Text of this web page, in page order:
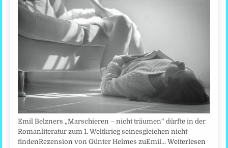
Emil Belzners „Marschieren – nicht träumen“ dürfte in der
Romanliteratur zum 1. Weltkrieg seinesgleichen nicht
findenRezension von Günter Helmes zuEmil…Weiterlesen